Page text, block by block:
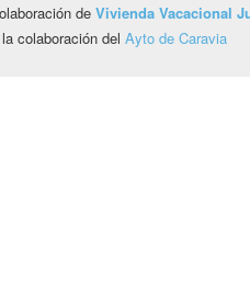
de Vivienda Vacacional
colaboración del Ayto de Caravia